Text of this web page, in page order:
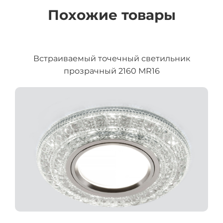
Похожие товары
Встраиваемый точечный светильник
прозрачный 2160 MR16